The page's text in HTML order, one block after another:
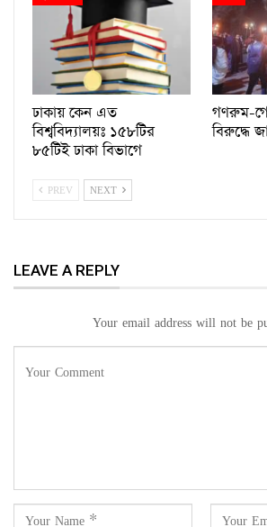
ঢাকায় কেন এত
বিশ্ববিদ্যালয়ঃ ১৫৮টির
৮৫টিই ঢাকা বিভাগে
গণরুম-
বিরুদ্ধে
PREV NEXT
LEAVE A REPLY
Your email address will not be